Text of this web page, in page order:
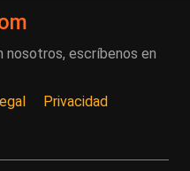
nosotros, escríbenos en
Privacidad